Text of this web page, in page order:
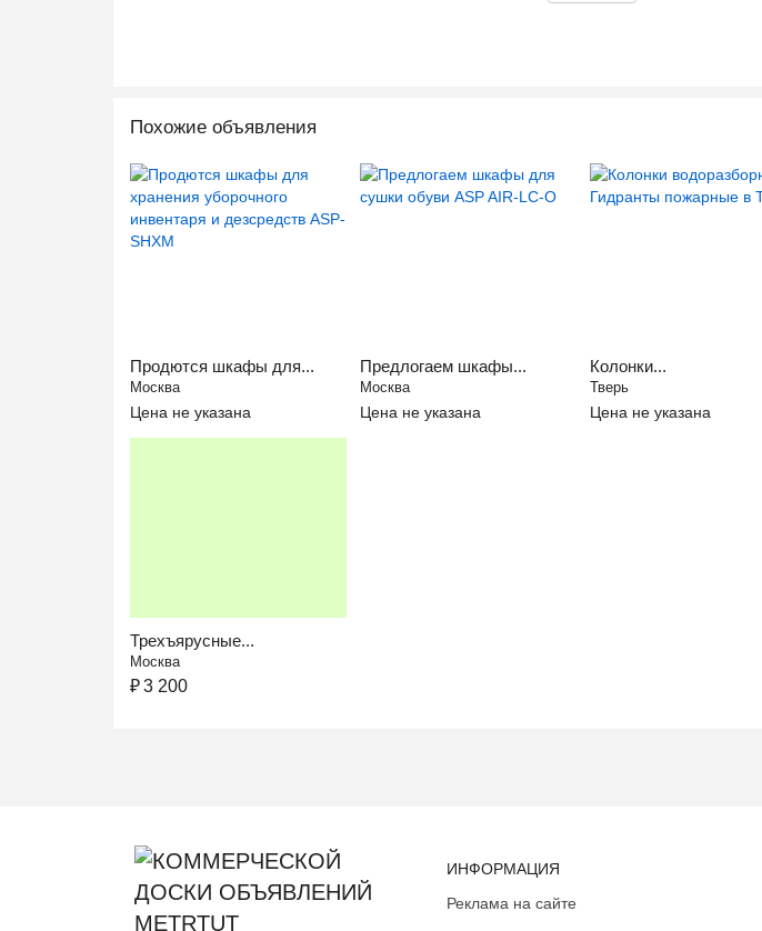
Похожие объявления
Продются шкафы для...
Москва
Цена не указана
Предлогаем шкафы...
Москва
Цена не указана
Колонки...
Тверь
Цена не указана
Трехъярусные...
Москва
₽3 200
ИНФОРМАЦИЯ
Реклама на сайте